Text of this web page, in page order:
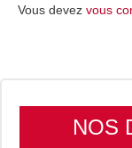
Vous devez vous
NOS